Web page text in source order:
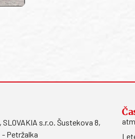
SLOVAKIA s.r.o. Šustekova 8,
- Petržalka
atm